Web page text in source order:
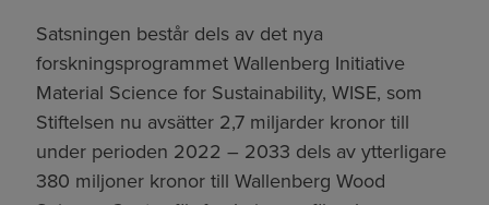
Satsningen består dels av det nya
forskningsprogrammet Wallenberg Initiative
Material Science for Sustainability, WISE, som
Stiftelsen nu avsätter 2,7 miljarder kronor till
under perioden 2022 – 2033 dels av ytterligare
380 miljoner kronor till Wallenberg Wood